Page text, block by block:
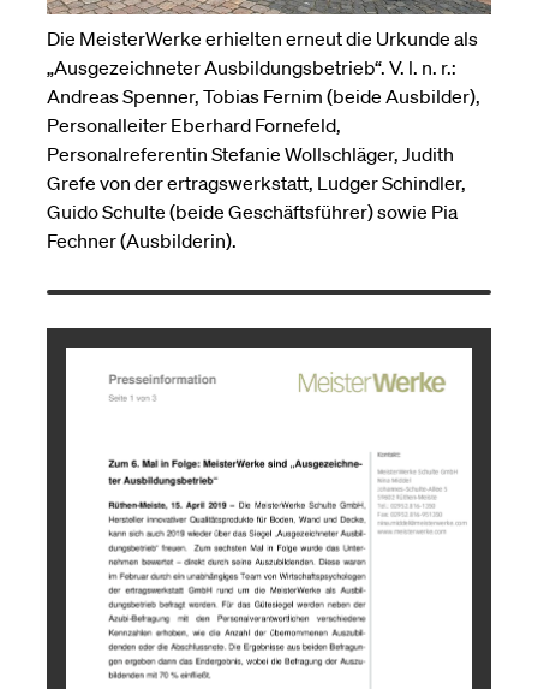
Die MeisterWerke erhielten erneut die Urkunde als
„Ausgezeichneter Ausbildungsbetrieb“. V. l. n. r.:
Andreas Spenner, Tobias Fernim (beide Ausbilder),
Personalleiter Eberhard Fornefeld,
Personalreferentin Stefanie Wollschläger, Judith
Grefe von der ertragswerkstatt, Ludger Schindler,
Guido Schulte (beide Geschäftsführer) sowie Pia
Fechner (Ausbilderin).